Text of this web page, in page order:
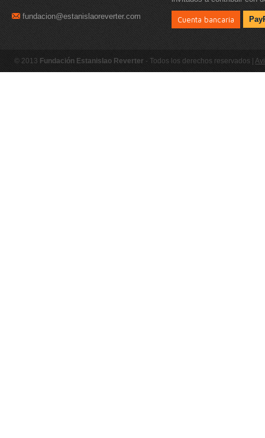
fundacion@estanislaoreverter.com Cuenta bancaria
© 2013 Fundación Estanislao Reverter - Todos los derechos reservados |